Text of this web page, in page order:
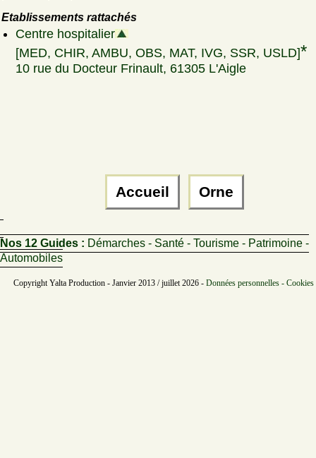
Etablissements rattachés
Centre hospitalier
[MED, CHIR, AMBU, OBS, MAT, IVG, SSR, USLD]*
10 rue du Docteur Frinault, 61305 L'Aigle
Accueil Orne
Nos 12 Guides : Démarches - Santé - Tourisme - Patrimoine -
Automobiles
Copyright Yalta Production - Janvier 2013 / juillet 2026 - Données personnelles -